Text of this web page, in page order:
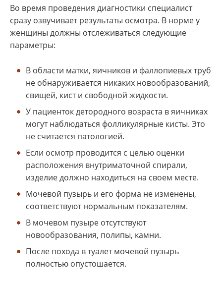
Во время проведения диагностики специалист
сразу озвучивает результаты осмотра. В норме у
женщины должны отслеживаться следующие
параметры:
В области матки, яичников и фаллопиевых труб
не обнаруживается никаких новообразований,
свищей, кист и свободной жидкости.
У пациенток детородного возраста в яичниках
могут наблюдаться фолликулярные кисты. Это
не считается патологией.
Если осмотр проводится с целью оценки
расположения внутриматочной спирали,
изделие должно находиться на своем месте.
Мочевой пузырь и его форма не изменены,
соответствуют нормальным показателям.
В мочевом пузыре отсутствуют
новообразования, полипы, камни.
После похода в туалет мочевой пузырь
полностью опустошается.